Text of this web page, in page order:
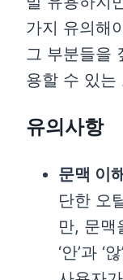
가지 유의해
그 부분들을
용할 수 있는
유의사항
문맥 이
단한 오
만, 문맥
‘안’과 ‘